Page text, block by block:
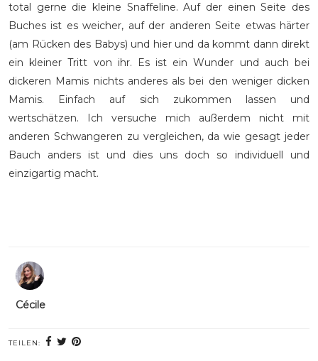
total gerne die kleine Snaffeline. Auf der einen Seite des
Buches ist es weicher, auf der anderen Seite etwas härter
(am Rücken des Babys) und hier und da kommt dann direkt
ein kleiner Tritt von ihr. Es ist ein Wunder und auch bei
dickeren Mamis nichts anderes als bei den weniger dicken
Mamis. Einfach auf sich zukommen lassen und
wertschätzen. Ich versuche mich außerdem nicht mit
anderen Schwangeren zu vergleichen, da wie gesagt jeder
Bauch anders ist und dies uns doch so individuell und
einzigartig macht.
Cécile
TEILEN: